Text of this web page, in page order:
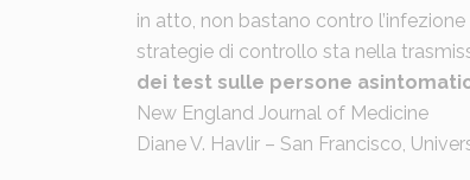
in atto, non bastano contro
strategie di controllo sta nella
dei test sulle persone
New England Journal of Medicine
Diane V. Havlir – San Francisco,